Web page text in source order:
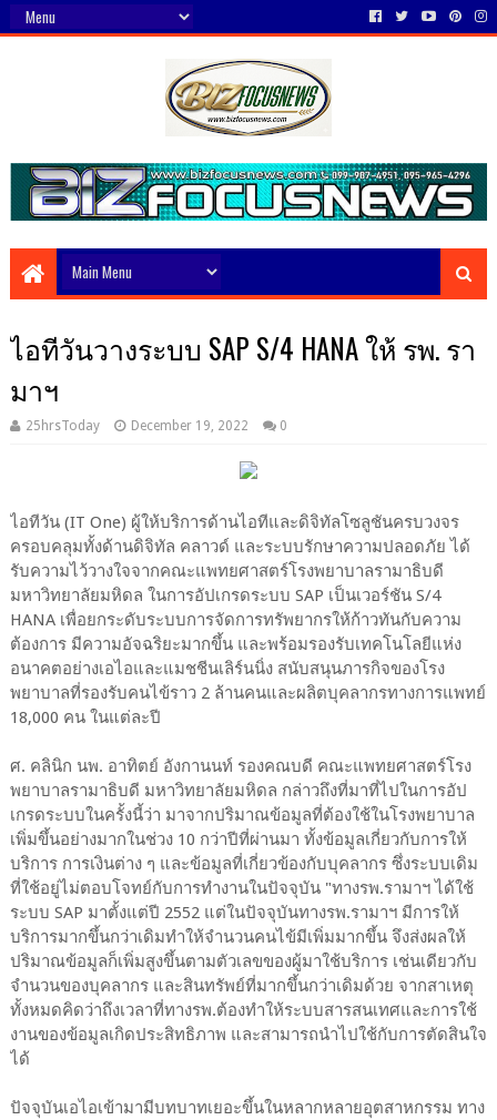
ไอทีวันวางระบบ SAP S/4 HANA ให้ รพ. รา
มาฯ
25hrsToday December 19, 2022 0
ไอทีวัน (IT One) ผู้ให้บริการด้านไอทีและดิจิทัลโซลูชันครบวงจร
ครอบคลุมทั้งด้านดิจิทัล คลาวด์ และระบบรักษาความปลอดภัย ได้
รับความไว้วางใจจากคณะแพทยศาสตร์โรงพยาบาลรามาธิบดี
มหาวิทยาลัยมหิดล ในการอัปเกรดระบบ SAP เป็นเวอร์ชัน S/4
HANA เพื่อยกระดับระบบการจัดการทรัพยากรให้ก้าวทันกับความ
ต้องการ มีความอัจฉริยะมากขึ้น และพร้อมรองรับเทคโนโลยีแห่ง
อนาคตอย่างเอไอและแมชชีนเลิร์นนิ่ง สนับสนุนภารกิจของโรง
พยาบาลที่รองรับคนไข้ราว 2 ล้านคนและผลิตบุคลากรทางการแพทย์
18,000 คน ในแต่ละปี
ศ. คลินิก นพ. อาทิตย์ อังกานนท์ รองคณบดี คณะแพทยศาสตร์โรง
พยาบาลรามาธิบดี มหาวิทยาลัยมหิดล กล่าวถึงที่มาที่ไปในการอัป
เกรดระบบในครั้งนี้ว่า มาจากปริมาณข้อมูลที่ต้องใช้ในโรงพยาบาล
เพิ่มขึ้นอย่างมากในช่วง 10 กว่าปีที่ผ่านมา ทั้งข้อมูลเกี่ยวกับการให้
บริการ การเงินต่าง ๆ และข้อมูลที่เกี่ยวข้องกับบุคลากร ซึ่งระบบเดิม
ที่ใช้อยู่ไม่ตอบโจทย์กับการทำงานในปัจจุบัน "ทางรพ.รามาฯ ได้ใช้
ระบบ SAP มาตั้งแต่ปี 2552 แต่ในปัจจุบันทางรพ.รามาฯ มีการให้
บริการมากขึ้นกว่าเดิมทำให้จำนวนคนไข้มีเพิ่มมากขึ้น จึงส่งผลให้
ปริมาณข้อมูลก็เพิ่มสูงขึ้นตามตัวเลขของผู้มาใช้บริการ เช่นเดียวกับ
จำนวนของบุคลากร และสินทรัพย์ที่มากขึ้นกว่าเดิมด้วย จากสาเหตุ
ทั้งหมดคิดว่าถึงเวลาที่ทางรพ.ต้องทำให้ระบบสารสนเทศและการใช้
งานของข้อมูลเกิดประสิทธิภาพ และสามารถนำไปใช้กับการตัดสินใจ
ได้
ปัจจุบันเอไอเข้ามามีบทบาทเยอะขึ้นในหลากหลายอุตสาหกรรม ทาง